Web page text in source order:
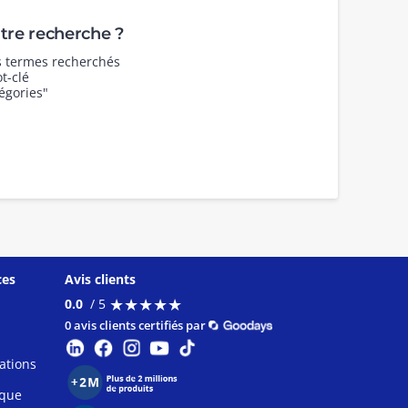
recherche ?
recherchés
clé
Avis clients
0.0 / 5 ★★★★★
★★★★★
0 avis clients certifiés par